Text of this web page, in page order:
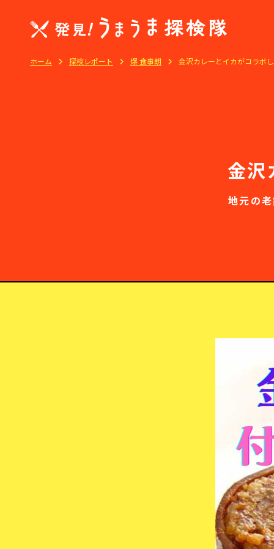
ホーム 探検レポート 爆 食事朗 金沢カレーとイカがコラボ
金沢
地元の